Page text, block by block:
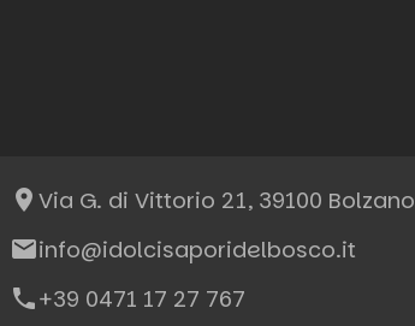
place Via G. di Vittorio 21, 39100 Bolzano
emailinfo@idolcisaporidelbosco.it
phone+39 0471 17 27 767